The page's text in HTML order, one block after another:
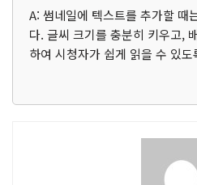
A: 썸네일에 텍스트를 추가할 때
다. 글씨 크기를 충분히 키우고,
하여 시청자가 쉽게 읽을 수 있